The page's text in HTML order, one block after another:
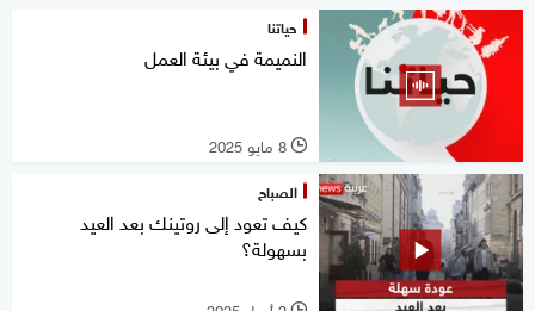
حياتنا
النميمة في بيئة العمل
l 8 مايو 2025
الصباح
كيف تعود إلى روتينك بعد العيد
بسهولة؟